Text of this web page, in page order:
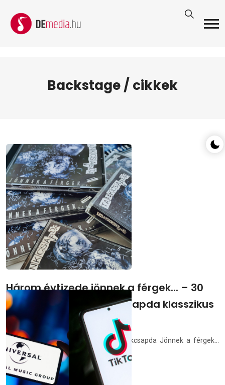
Backstage / cikkek
Három évtizede jönnek a férgek... – 30
éve jelent meg a Tankcsapda klasszikus
lemeze
1994. március 1-én jelent meg a Tankcsapda Jönnek a férgek...
című albuma.
demedia.hu 2024.03.01.